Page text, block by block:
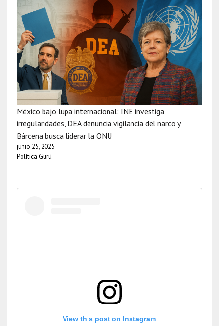
México bajo lupa internacional: INE investiga
irregularidades, DEA denuncia vigilancia del narco y
Bárcena busca liderar la ONU
junio 25, 2025
Política Gurú
View this post on Instagram